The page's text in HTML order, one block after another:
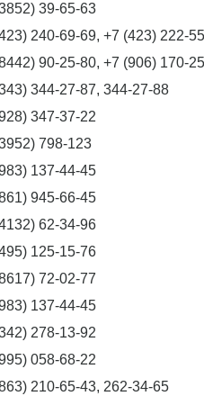
39-65-63
240-69-69, +7 (423) 222-
90-25-80, +7 (906) 170-
344-27-87, 344-27-88
347-37-22
798-123
137-44-45
945-66-45
62-34-96
125-15-76
72-02-77
137-44-45
278-13-92
058-68-22
210-65-43, 262-34-65